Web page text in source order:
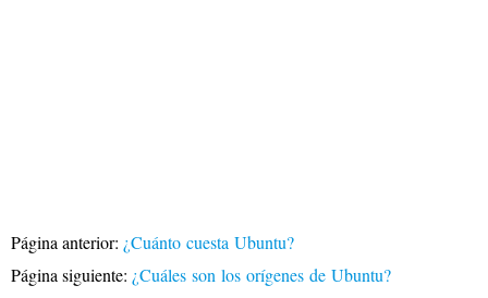
Página anterior: ¿Cuánto cuesta Ubuntu?
Página siguiente: ¿Cuáles son los orígenes de Ubuntu?